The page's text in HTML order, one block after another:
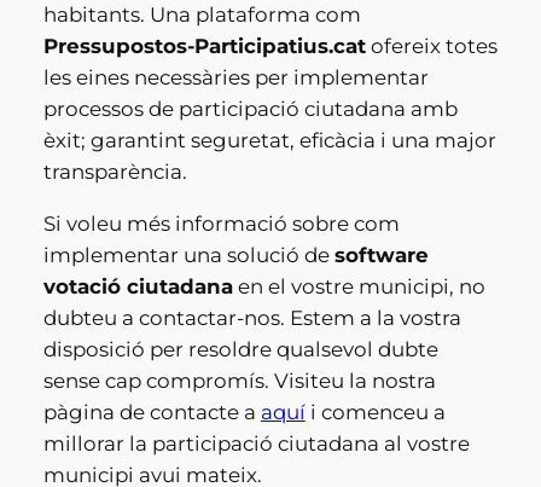
habitants. Una plataforma com
Pressupostos-Participatius.catofereix totes
les eines necessàries per implementar
processos de participació ciutadana amb
èxit; garantint seguretat, eficàcia i una major
transparència.
Si voleu més informació sobre com
implementar una solució de software
votació ciutadanaen el vostre municipi, no
dubteu a contactar-nos. Estem a la vostra
disposició per resoldre qualsevol dubte
sense cap compromís. Visiteu la nostra
pàgina de contacte a aquíi comenceu a
millorar la participació ciutadana al vostre
municipi avui mateix.